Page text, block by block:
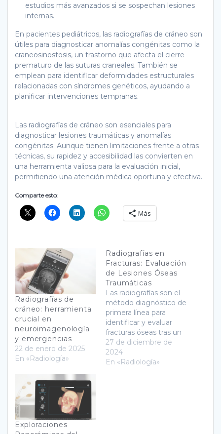
estudios más avanzados si se sospechan lesiones
internas.
En pacientes pediátricos, las radiografías de cráneo son
útiles para diagnosticar anomalías congénitas como la
craneosinostosis, un trastorno que afecta el cierre
prematuro de las suturas craneales. También se
emplean para identificar deformidades estructurales
relacionadas con síndromes genéticos, ayudando a
planificar intervenciones tempranas.
Las radiografías de cráneo son esenciales para
diagnosticar lesiones traumáticas y anomalías
congénitas. Aunque tienen limitaciones frente a otras
técnicas, su rapidez y accesibilidad las convierten en
una herramienta valiosa para la evaluación inicial,
permitiendo una atención médica oportuna y efectiva.
Comparte esto:
Más
Radiografías de
cráneo: herramienta
crucial en
neuroimagenología
y emergencias
22 de enero de 2025
En «Radiología»
Radiografías en
Fracturas: Evaluación
de Lesiones Óseas
Traumáticas
Las radiografías son el
método diagnóstico de
primera línea para
identificar y evaluar
fracturas óseas tras un
trauma. Este
procedimiento no
invasivo genera
27 de diciembre de
2024
En «Radiología»
Exploraciones